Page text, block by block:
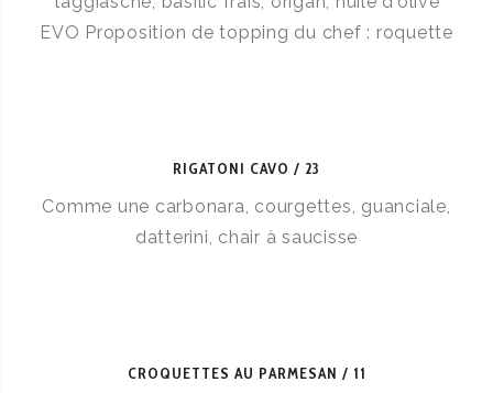
EVO Proposition de topping du chef : roquette
RIGATONI CAVO 23
Comme une carbonara, courgettes, guanciale,
datterini, chair à saucisse
CROQUETTES AU PARMESAN 11